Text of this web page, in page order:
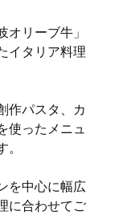
リーブ牛」
イタリア料理
作パスタ、カ
使ったメニュ
を中心に幅広
に合わせてご